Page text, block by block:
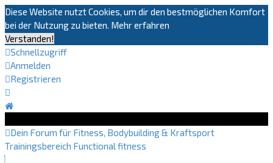
Diese Website nutzt Cookies, um dir den bestmöglichen Komfort
bei der Nutzung zu bieten. Mehr erfahren
Verstanden!
Schnellzugriff
Anmelden
Registrieren
Dein Forum für Fitness, Bodybuilding & Kraftsport
Trainingsbereich Functional fitness